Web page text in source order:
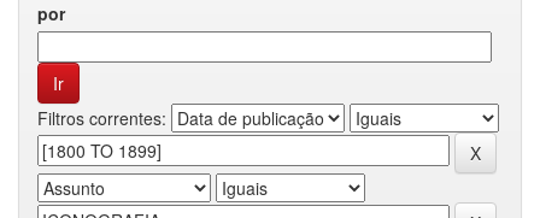
por
Filtros correntes: